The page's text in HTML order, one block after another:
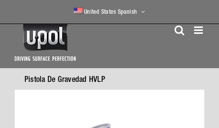
United States Spanish
Pistola De Gravedad HVLP